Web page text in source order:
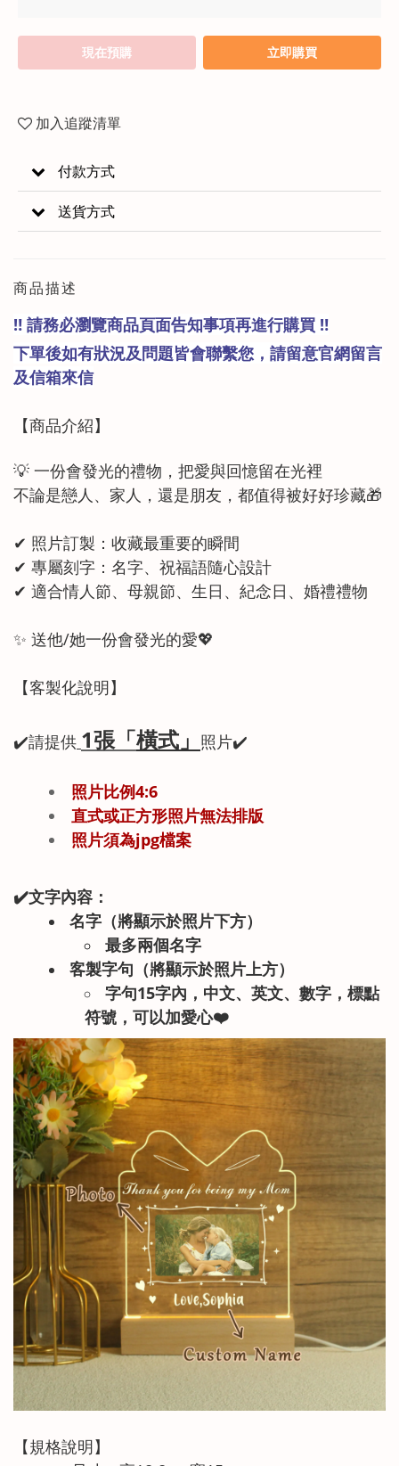
現在預購 立即購買
加入追蹤清單
付款方式
送貨方式
商品描述
‼️ 請務必瀏覽商品頁面告知事項再進行購買 ‼️
下單後如有狀況及問題皆會聯繫您，請留意官網留言
及信箱來信
【商品介紹】
💡 一份會發光的禮物，把愛與回憶留在光裡
不論是戀人、家人，還是朋友，都值得被好好珍藏🎁
✔ 照片訂製：收藏最重要的瞬間
✔ 專屬刻字：名字、祝福語隨心設計
✔ 適合情人節、母親節、生日、紀念日、婚禮禮物
✨ 送他/她一份會發光的愛💖
【客製化說明】
✔️請提供 1張「橫式」 照片✔️
照片比例4:6
直式或正方形照片無法排版
照片須為jpg檔案
✔️文字內容：
名字（將顯示於照片下方）
最多兩個名字
客製字句（將顯示於照片上方）
字句15字內，中文、英文、數字，標點
符號，可以加愛心❤️
【規格說明】